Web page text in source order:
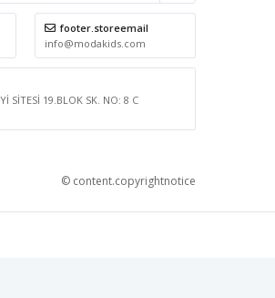
footer.storeemail
info@modakids.com
SİTESİ 19.BLOK SK. NO: 8 C
© content.copyrightnotice